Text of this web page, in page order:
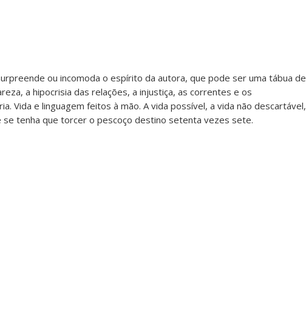
ou incomoda o espírito da autora, que pode ser uma tábua de
a hipocrisia das relações, a injustiça, as correntes e os
Vida e linguagem feitos à mão. A vida possível, a vida não descartável,
tenha que torcer o pescoço destino setenta vezes sete.